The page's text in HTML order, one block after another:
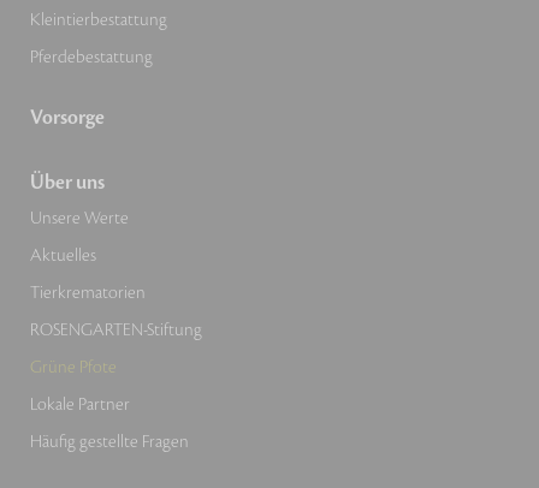
Kleintierbestattung
Pferdebestattung
Vorsorge
Über uns
Unsere Werte
Aktuelles
Tierkrematorien
ROSENGARTEN-Stiftung
Grüne Pfote
Lokale Partner
Häufig gestellte Fragen